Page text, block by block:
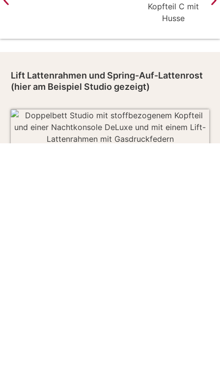
Kopfteil C mit
Husse
Lift Lattenrahmen und Spring-Auf-Lattenrost
(hier am Beispiel Studio gezeigt)